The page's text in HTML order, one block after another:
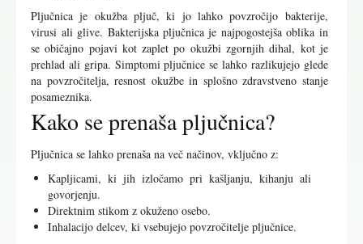
Pljučnica je okužba pljuč, ki jo lahko povzročijo bakterije,
virusi ali glive. Bakterijska pljučnica je najpogostejša oblika in
se običajno pojavi kot zaplet po okužbi zgornjih dihal, kot je
prehlad ali gripa. Simptomi pljučnice se lahko razlikujejo glede
na povzročitelja, resnost okužbe in splošno zdravstveno stanje
posameznika.
Kako se prenaša pljučnica?
Pljučnica se lahko prenaša na več načinov, vključno z:
Kapljicami, ki jih izločamo pri kašljanju, kihanju ali
govorjenju.
Direktnim stikom z okuženo osebo.
Inhalacijo delcev, ki vsebujejo povzročitelje pljučnice.